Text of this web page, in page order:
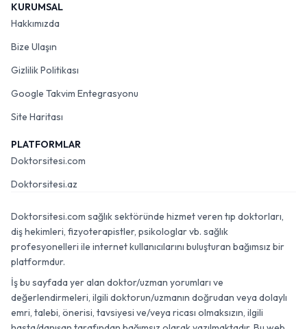
KURUMSAL
Hakkımızda
Bize Ulaşın
Gizlilik Politikası
Google Takvim Entegrasyonu
Site Haritası
PLATFORMLAR
Doktorsitesi.com
Doktorsitesi.az
Doktorsitesi.com sağlık sektöründe hizmet veren tıp doktorları,
diş hekimleri, fizyoterapistler, psikologlar vb. sağlık
profesyonelleri ile internet kullanıcılarını buluşturan bağımsız bir
platformdur.
İş bu sayfada yer alan doktor/uzman yorumları ve
değerlendirmeleri, ilgili doktorun/uzmanın doğrudan veya dolaylı
emri, talebi, önerisi, tavsiyesi ve/veya ricası olmaksızın, ilgili